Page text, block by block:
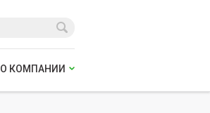
О КОМПАНИИ